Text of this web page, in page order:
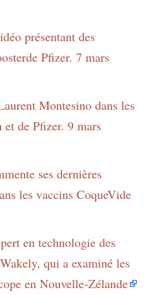
présentant des
Pfizer. 7 mars
Montesino dans les
et de Pfizer. 9 mars
ses dernières
les vaccins CoqueVide
en technologie des
qui a examiné les
en Nouvelle-Zélande